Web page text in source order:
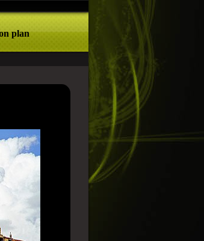
plan
e arrepios